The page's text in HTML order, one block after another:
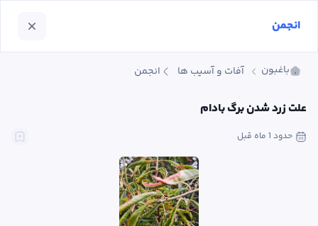
باغبون آفات و آسیب ها انجمن
علت زرد شدن برگ بادام
حدود 1 ماه قبل
انجمن